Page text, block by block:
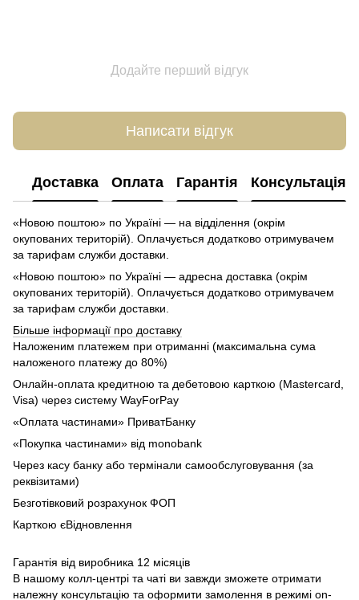
Додайте перший відгук
Написати відгук
Доставка Оплата Гарантія Консультація
«Новою поштою» по Україні — на відділення (окрім
окупованих територій). Оплачується додатково отримувачем
за тарифам служби доставки.
«Новою поштою» по Україні — адресна доставка (окрім
окупованих територій). Оплачується додатково отримувачем
за тарифам служби доставки.
Більше інформації про доставку
Наложеним платежем при отриманні (максимальна сума
наложеного платежу до 80%)
Онлайн-оплата кредитною та дебетовою карткою (Mastercard,
Visa) через систему WayForPay
«Оплата частинами» ПриватБанку
«Покупка частинами» від monobank
Через касу банку або термінали самообслуговування (за
реквізитами)
Безготівковий розрахунок ФОП
Карткою єВідновлення
Гарантія від виробника 12 місяців
В нашому колл-центрі та чаті ви завжди зможете отримати
належну консультацію та оформити замолення в режимі on-